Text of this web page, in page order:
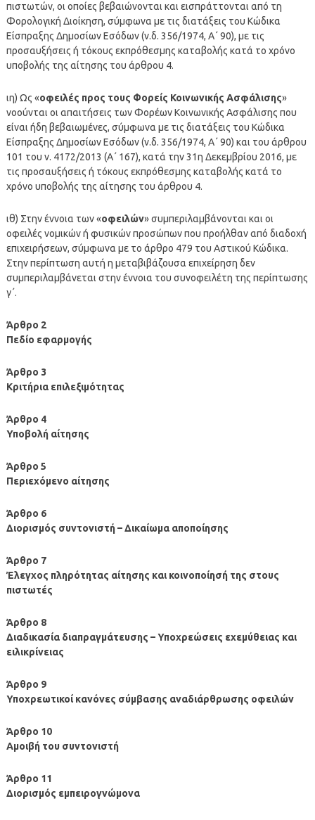
πιστωτών, οι οποίες βεβαιώνονται και εισπράττονται από τη
Φορολογική Διοίκηση, σύμφωνα με τις διατάξεις του Κώδικα
Είσπραξης Δημοσίων Εσόδων (ν.δ. 356/1974, Α΄ 90), με τις
προσαυξήσεις ή τόκους εκπρόθεσμης καταβολής κατά το χρόνο
υποβολής της αίτησης του άρθρου 4.
ιη) Ως «οφειλές προς τους Φορείς Κοινωνικής Ασφάλισης»
νοούνται οι απαιτήσεις των Φορέων Κοινωνικής Ασφάλισης που
είναι ήδη βεβαιωμένες, σύμφωνα με τις διατάξεις του Κώδικα
Είσπραξης Δημοσίων Εσόδων (ν.δ. 356/1974, Α΄ 90) και του άρθρου
101 του ν. 4172/2013 (Α΄ 167), κατά την 31η Δεκεμβρίου 2016, με
τις προσαυξήσεις ή τόκους εκπρόθεσμης καταβολής κατά το
χρόνο υποβολής της αίτησης του άρθρου 4.
ιθ) Στην έννοια των «οφειλών» συμπεριλαμβάνονται και οι
οφειλές νομικών ή φυσικών προσώπων που προήλθαν από διαδοχή
επιχειρήσεων, σύμφωνα με το άρθρο 479 του Αστικού Κώδικα.
Στην περίπτωση αυτή η μεταβιβάζουσα επιχείρηση δεν
συμπεριλαμβάνεται στην έννοια του συνοφειλέτη της περίπτωσης
γ΄.
Άρθρο 2
Πεδίο εφαρμογής
Άρθρο 3
Κριτήρια επιλεξιμότητας
Άρθρο 4
Υποβολή αίτησης
Άρθρο 5
Περιεχόμενο αίτησης
Άρθρο 6
Διορισμός συντονιστή – Δικαίωμα αποποίησης
Άρθρο 7
Έλεγχος πληρότητας αίτησης και κοινοποίησή της στους
πιστωτές
Άρθρο 8
Διαδικασία διαπραγμάτευσης – Υποχρεώσεις εχεμύθειας και
ειλικρίνειας
Άρθρο 9
Υποχρεωτικοί κανόνες σύμβασης αναδιάρθρωσης οφειλών
Άρθρο 10
Αμοιβή του συντονιστή
Άρθρο 11
Διορισμός εμπειρογνώμονα